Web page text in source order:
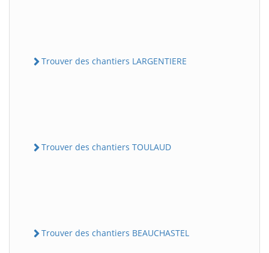
Trouver des chantiers LARGENTIERE
Trouver des chantiers TOULAUD
Trouver des chantiers BEAUCHASTEL